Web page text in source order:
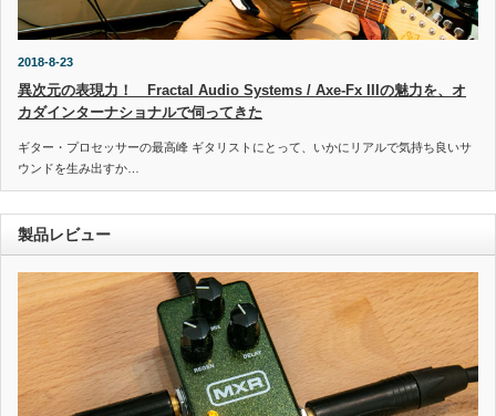
2018-8-23
異次元の表現力！ Fractal Audio Systems / Axe-Fx IIIの魅力を、オ
カダインターナショナルで伺ってきた
ギター・プロセッサーの最高峰 ギタリストにとって、いかにリアルで気持ち良いサ
ウンドを生み出すか…
製品レビュー